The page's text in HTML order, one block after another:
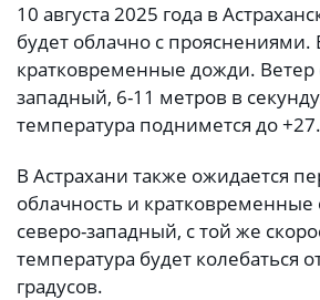
10 августа 2025 года в
будет облачно с
кратковременные дожди. Ветер
западный, 6-11 метров в
температура поднимется до
В Астрахани также ожидается
облачность и кратковременные
северо-западный, с той же
температура будет колебаться
градусов.